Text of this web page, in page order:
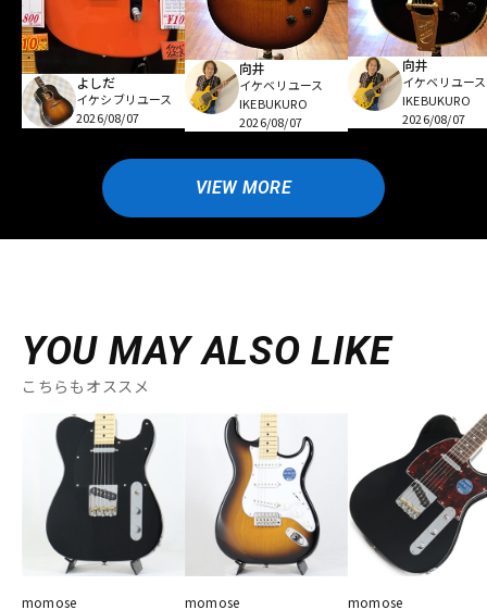
よしだ
イケシブリユース
2026/08/07
向井
イケベリユース
IKEBUKURO
2026/08/07
向井
イケベリユース
IKEBUKURO
2026/08/07
VIEW MORE
YOU MAY ALSO LIKE
こちらもオススメ
momose momose momose